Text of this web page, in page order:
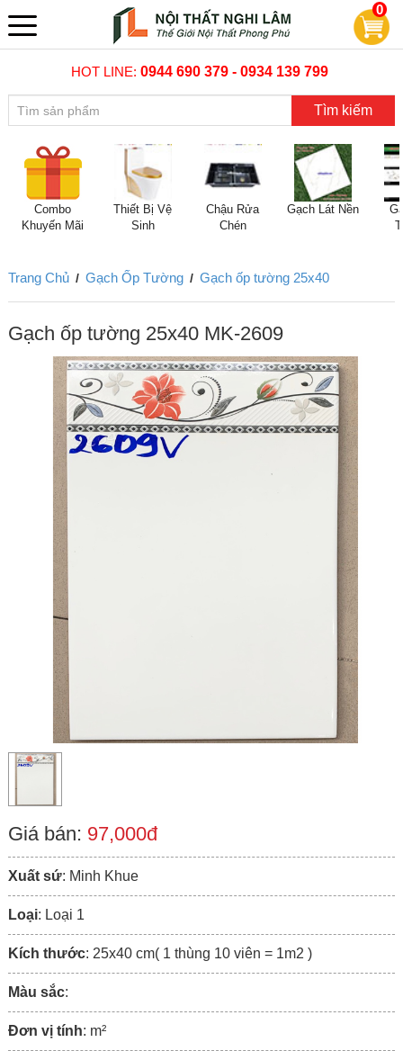
0
HOT LINE:0944 690 379 - 0934 139 799
Tìm kiếm
Combo
Khuyến Mãi
Thiết Bị Vệ
Sinh
Chậu Rửa
Chén
Gạch Lát Nền
Trang Chủ / Gạch Ốp Tường / Gạch ốp tường 25x40
Gạch ốp tường 25x40 MK-2609
Giá bán: 97,000đ
Xuất sứ: Minh Khue
Loại: Loại 1
Kích thước: 25x40 cm( 1 thùng 10 viên = 1m2 )
Màu sắc:
Đơn vị tính: m²